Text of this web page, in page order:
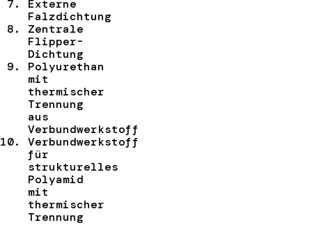
Externe
Falzdichtung
Zentrale
Flipper-
Dichtung
Polyurethan
mit
thermischer
Trennung
aus
Verbundwerkstoff
Verbundwerkstoff
für
strukturelles
Polyamid
mit
thermischer
Trennung